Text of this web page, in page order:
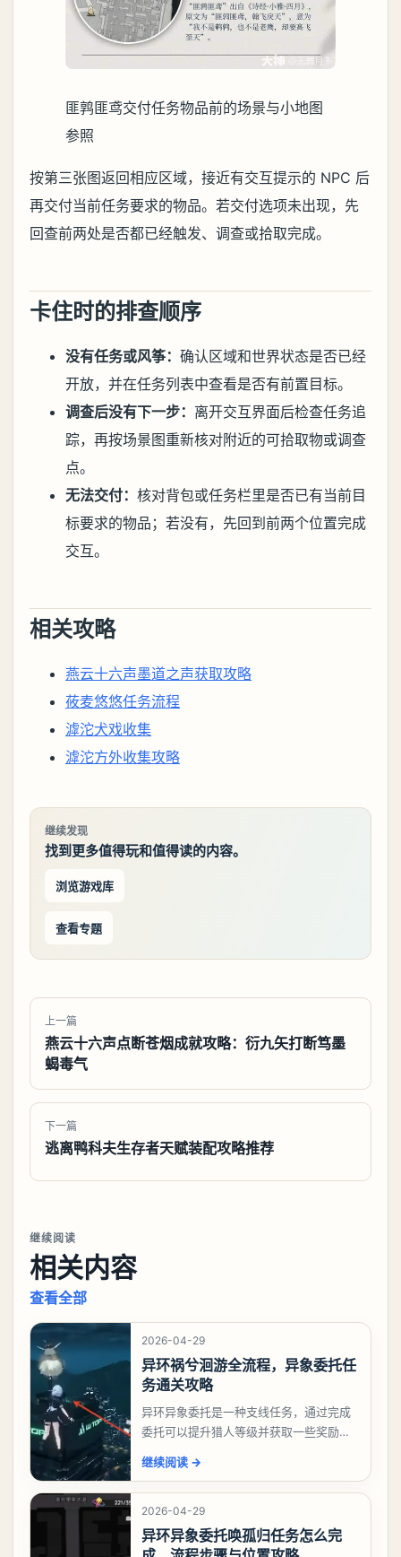
匪鹑匪鸢交付任务物品前的场景与小地图
参照
按第三张图返回相应区域，接近有交互提示的 NPC 后
再交付当前任务要求的物品。若交付选项未出现，先
回查前两处是否都已经触发、调查或拾取完成。
卡住时的排查顺序
没有任务或风筝： 确认区域和世界状态是否已经
开放，并在任务列表中查看是否有前置目标。
调查后没有下一步： 离开交互界面后检查任务追
踪，再按场景图重新核对附近的可拾取物或调查
点。
无法交付： 核对背包或任务栏里是否已有当前目
标要求的物品；若没有，先回到前两个位置完成
交互。
相关攻略
燕云十六声墨道之声获取攻略
莜麦悠悠任务流程
滹沱犬戏收集
滹沱方外收集攻略
继续发现
找到更多值得玩和值得读的内容。
浏览游戏库
查看专题
上一篇
燕云十六声点断苍烟成就攻略：衍九矢打断笃墨
蝎毒气
下一篇
逃离鸭科夫生存者天赋装配攻略推荐
继续阅读
相关内容
查看全部
2026-04-29
异环祸兮洄游全流程，异象委托任
务通关攻略
异环异象委托是一种支线任务，通过完成
委托可以提升猎人等级并获取一些奖励，
么做，下面就来告诉大家。异环异象委托
祸兮洄游任务攻略
继续阅读 →
2026-04-29
异环异象委托唤孤归任务怎么完